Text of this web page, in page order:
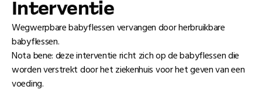
Interventie
Wegwerpbare babyflessen vervangen door herbruikbare
babyflessen.
Nota bene: deze interventie richt zich op de babyflessen die
worden verstrekt door het ziekenhuis voor het geven van een
voeding.